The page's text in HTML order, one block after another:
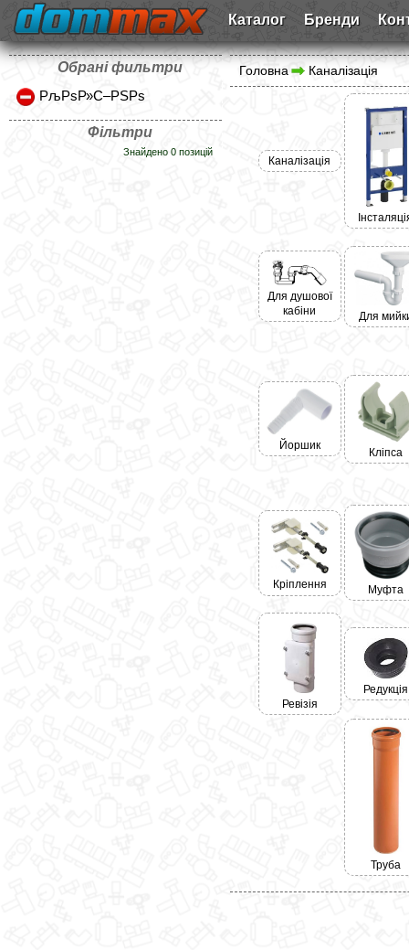
Каталог Бренди
Обрані фильтри
РљРѕР»С–РЅРѕ
Фільтри
Знайдено 0 позицій
Головна Каналізація
Каналізація
Для душової
кабіни
Для
Йоршик
Кліпса
Кріплення Муфта
Ревізія
Редукція
Труба